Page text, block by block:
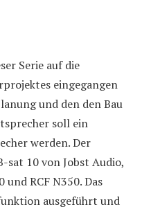
Serie auf die
eingegangen
und den den Bau
soll ein
werden. Der
sat 10 von Jobst Audio,
RCF N350. Das
ausgeführt und